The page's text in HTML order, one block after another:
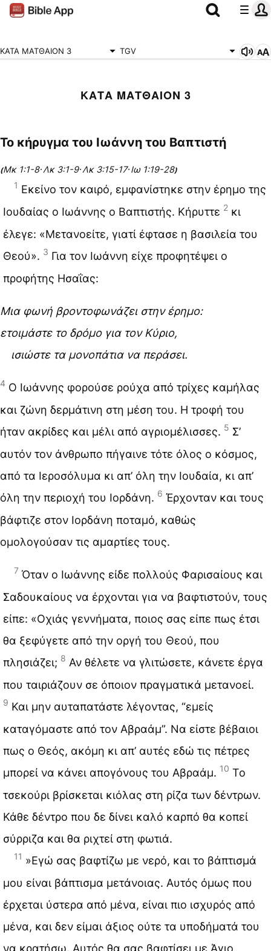
ΚΑΤΑ ΜΑΤΘΑΙΟΝ 3 TGV
ΚΑΤΑ ΜΑΤΘΑΙΟΝ 3
Το κήρυγμα του Ιωάννη του Βαπτιστή
(Μκ 1:1-8· Λκ 3:1-9· Λκ 3:15-17· Ιω 1:19-28)
1 Εκείνο τον καιρό, εμφανίστηκε στην έρημο της
Ιουδαίας ο Ιωάννης ο Βαπτιστής. Κήρυττε 2 κι
έλεγε: «Μετανοείτε, γιατί έφτασε η βασιλεία του
Θεού». 3 Για τον Ιωάννη είχε προφητέψει ο
προφήτης Ησαΐας:
Μια φωνή βροντοφωνάζει στην έρημο:
ετοιμάστε το δρόμο για τον Κύριο,
ισιώστε τα μονοπάτια να περάσει.
4 Ο Ιωάννης φορούσε ρούχα από τρίχες καμήλας
και ζώνη δερμάτινη στη μέση του. Η τροφή του
ήταν ακρίδες και μέλι από αγριομέλισσες. 5 Σ’
αυτόν τον άνθρωπο πήγαινε τότε όλος ο κόσμος,
από τα Ιεροσόλυμα κι απ’ όλη την Ιουδαία, κι απ’
όλη την περιοχή του Ιορδάνη. 6 Έρχονταν και τους
βάφτιζε στον Ιορδάνη ποταμό, καθώς
ομολογούσαν τις αμαρτίες τους.
7 Όταν ο Ιωάννης είδε πολλούς Φαρισαίους και
Σαδουκαίους να έρχονται για να βαφτιστούν, τους
είπε: «Οχιάς γεννήματα, ποιος σας είπε πως έτσι
θα ξεφύγετε από την οργή του Θεού, που
πλησιάζει; 8 Αν θέλετε να γλιτώσετε, κάνετε έργα
που ταιριάζουν σε όποιον πραγματικά μετανοεί.
9 Και μην αυταπατάστε λέγοντας, “εμείς
καταγόμαστε από τον Αβραάμ”. Να είστε βέβαιοι
πως ο Θεός, ακόμη κι απ’ αυτές εδώ τις πέτρες
μπορεί να κάνει απογόνους του Αβραάμ. 10 Το
τσεκούρι βρίσκεται κιόλας στη ρίζα των δέντρων.
Κάθε δέντρο που δε δίνει καλό καρπό θα κοπεί
σύρριζα και θα ριχτεί στη φωτιά.
11 »Εγώ σας βαφτίζω με νερό, και το βάπτισμά
μου είναι βάπτισμα μετάνοιας. Αυτός όμως που
έρχεται ύστερα από μένα, είναι πιο ισχυρός από
μένα, και δεν είμαι άξιος ούτε τα υποδήματά του
να κρατήσω. Αυτός θα σας βαφτίσει με Άγιο